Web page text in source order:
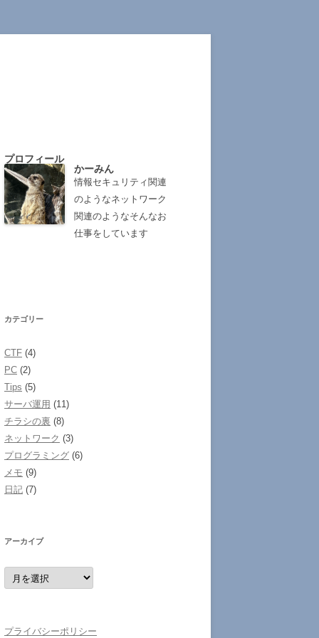
プロフィール
かーみん
情報セキュリティ関連
のようなネットワーク
関連のようなそんなお
仕事をしています
カテゴリー
CTF (4)
PC (2)
Tips (5)
サーバ運用 (11)
チラシの裏 (8)
ネットワーク (3)
プログラミング (6)
メモ (9)
日記 (7)
アーカイブ
ア
ー
カ
プライバシーポリシー